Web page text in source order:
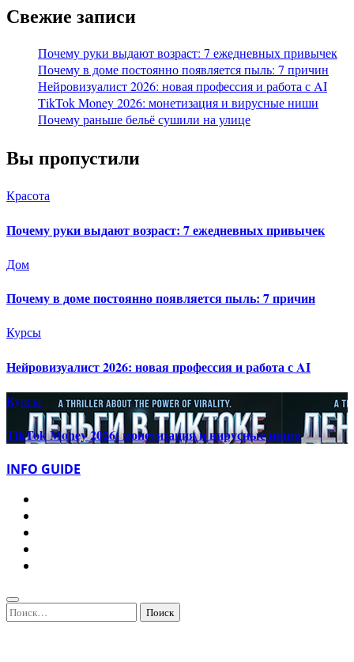
Свежие записи
Почему руки выдают возраст: 7 ежедневных привычек
Почему в доме постоянно появляется пыль: 7 причин
Нейровизуалист 2026: новая профессия и работа с AI
TikTok Money 2026: монетизация и вирусные ниши
Почему раньше бельё сушили на улице
Вы пропустили
Красота
Почему руки выдают возраст: 7 ежедневных привычек
Дом
Почему в доме постоянно появляется пыль: 7 причин
Курсы
Нейровизуалист 2026: новая профессия и работа с AI
Курсы
TikTok Money 2026: монетизация и вирусные ниши
INFO GUIDE
Найти: